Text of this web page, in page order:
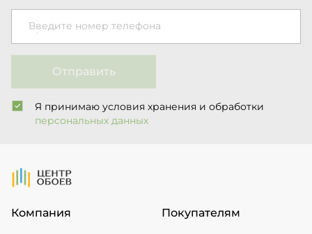
Введите номер телефона
Отправить
Я принимаю условия хранения и обработки
персональных данных
На Главную
Компания Покупателям